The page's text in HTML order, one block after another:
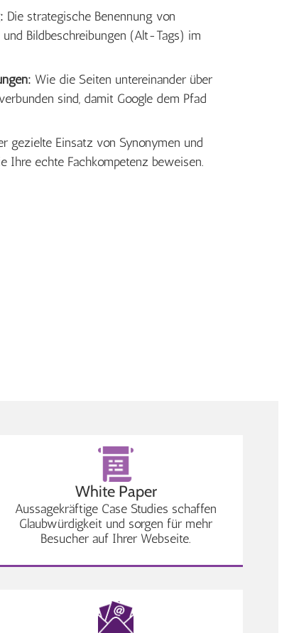
Die strategische Benennung von
Bildbeschreibungen (Alt-Tags) im
Wie die Seiten untereinander über
sind, damit Google dem Pfad
gezielte Einsatz von Synonymen und
Ihre echte Fachkompetenz beweisen.
White Paper
Aussagekräftige Case Studies schaffen
Glaubwürdigkeit und sorgen für mehr
Besucher auf Ihrer Webseite.